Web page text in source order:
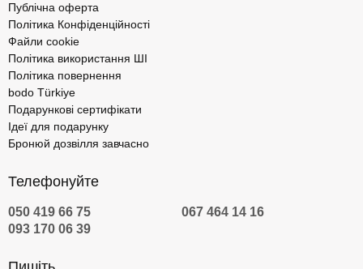
Публічна оферта
Політика Конфіденційності
Файли cookie
Політика використання ШІ
Політика повернення
bodo Türkiye
Подарункові сертифікати
Ідеї для подарунку
Бронюй дозвілля завчасно
Телефонуйте
050 419 66 75
067 464 14 16
093 170 06 39